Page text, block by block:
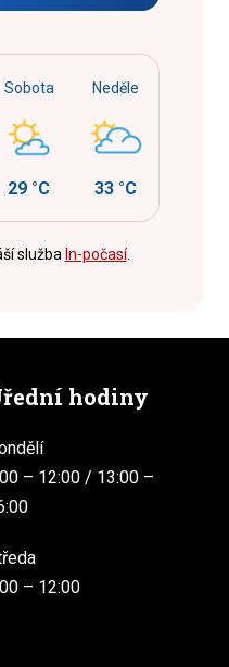
Sobota
29 °C
Neděle
33 °C
služba In-počasí.
hodiny
– 12:00 / 13:00 –
– 12:00